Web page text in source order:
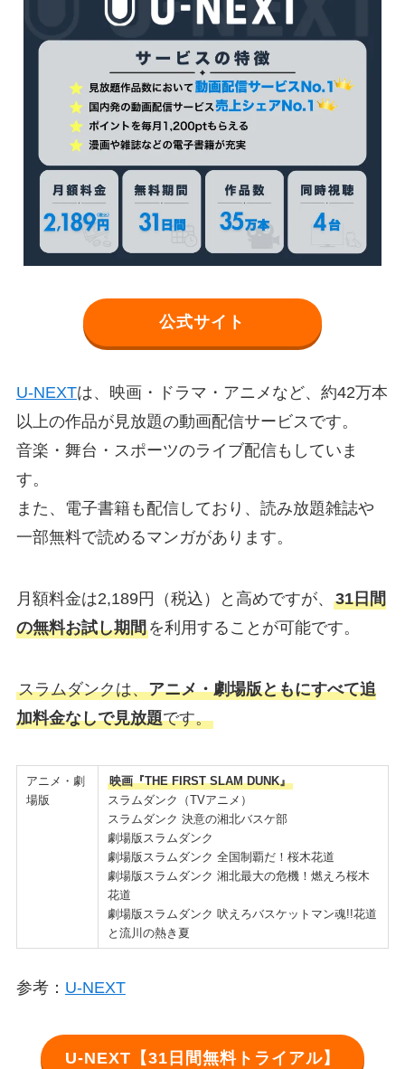
公式サイト
U-NEXTは、映画・ドラマ・アニメなど、約42万本
以上の作品が見放題の動画配信サービスです。
音楽・舞台・スポーツのライブ配信もしていま
す。
また、電子書籍も配信しており、読み放題雑誌や
一部無料で読めるマンガがあります。
月額料金は2,189円（税込）と高めですが、 31日間
の無料お試し期間を利用することが可能です。
スラムダンクは、アニメ・劇場版ともにすべて追
加料金なしで見放題です。
アニメ・劇
場版
映画『THE FIRST SLAM DUNK』
スラムダンク（TVアニメ）
スラムダンク 決意の湘北バスケ部
劇場版スラムダンク
劇場版スラムダンク 全国制覇だ！桜木花道
劇場版スラムダンク 湘北最大の危機！燃えろ桜木
花道
劇場版スラムダンク 吠えろバスケットマン魂!!花道
と流川の熱き夏
参考： U-NEXT
U-NEXT【31日間無料トライアル】